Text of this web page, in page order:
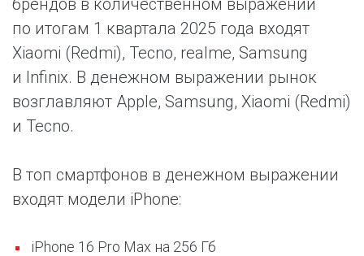
брендов в количественном выражении
по итогам 1 квартала 2025 года входят
Xiaomi (Redmi), Tecno, realme, Samsung
и Infinix. В денежном выражении рынок
возглавляют Apple, Samsung, Xiaomi (Redmi)
и Tecno.
В топ смартфонов в денежном выражении
входят модели iPhone:
iPhone 16 Pro Max на 256 Гб